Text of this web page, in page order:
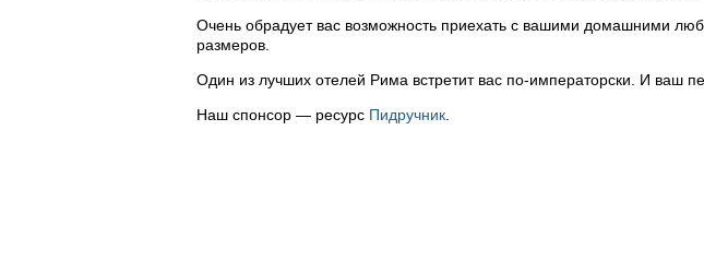
Очень обрадует вас возможность приехать с вашими домашними
размеров.
Один из лучших отелей Рима встретит вас по-императорски. И ваш
Наш спонсор — ресурс Пидручник